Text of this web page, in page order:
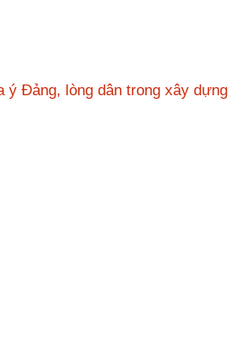
ý Đảng, lòng dân trong xây dựng